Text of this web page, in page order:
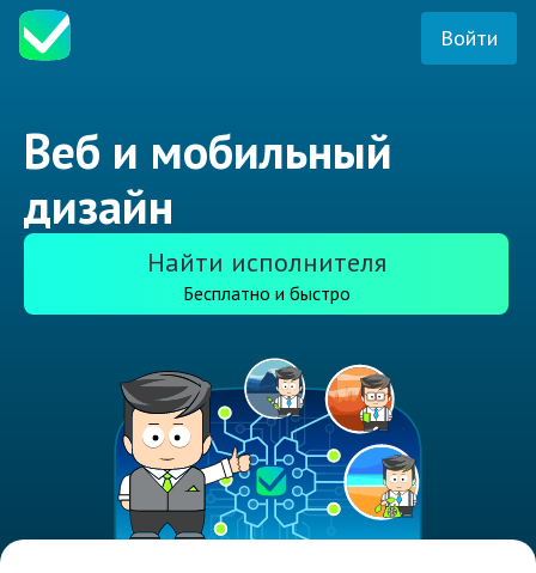
Войти
Веб и мобильный
дизайн
Найти исполнителя
Бесплатно и быстро